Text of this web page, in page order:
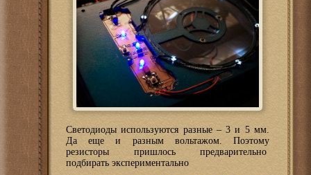
Светодиоды используются разные – 3 и 5 мм.
Да еще и разным вольтажом. Поэтому
резисторы пришлось предварительно
подбирать экспериментально